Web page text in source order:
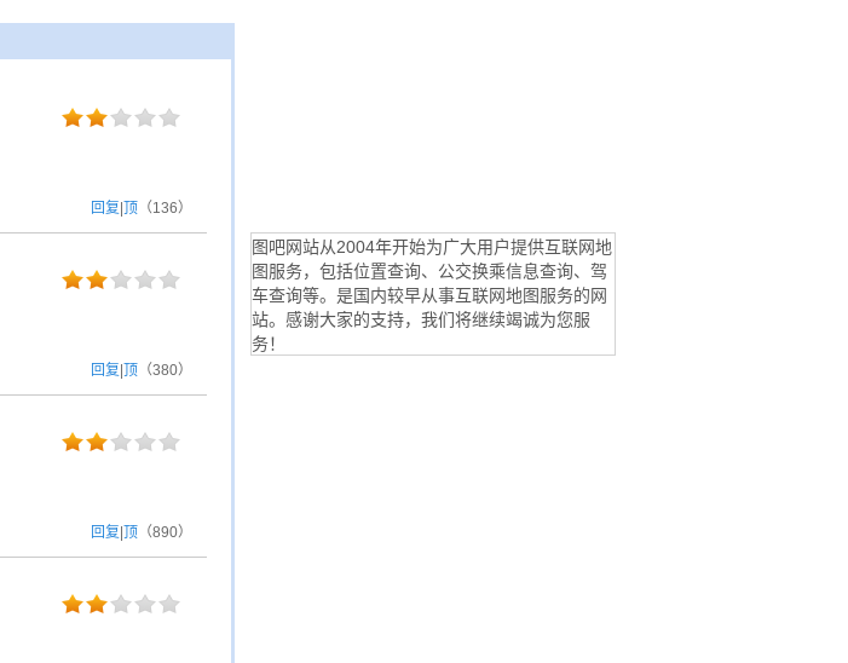
回复 顶 （136）
回复 顶 （380）
回复 顶 （890）
图吧网站从2004年开始为广大用户提供互联网地
图服务，包括位置查询、公交换乘信息查询、驾
车查询等。是国内较早从事互联网地图服务的网
站。感谢大家的支持，我们将继续竭诚为您服
务！